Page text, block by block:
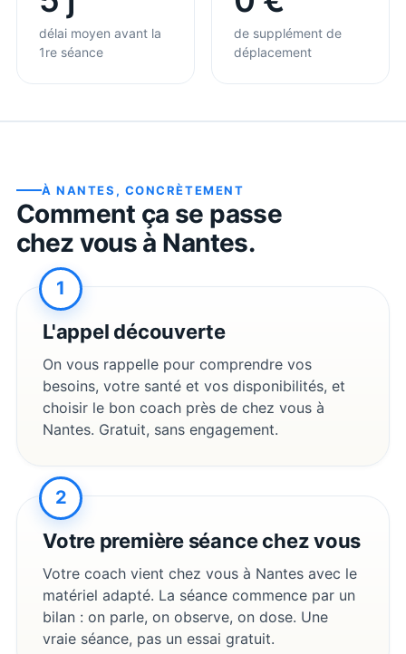
délai moyen avant la
1re séance
de supplément de
déplacement
ÀNANTES , CONCRÈTEMENT
Comment ça se passe
chez vous à Nantes.
1
L'appel découverte
On vous rappelle pour comprendre vos
besoins, votre santé et vos disponibilités, et
choisir le bon coach près de chez vous à
Nantes. Gratuit, sans engagement.
2
Votre première séance chez vous
Votre coach vient chez vous à Nantes avec le
matériel adapté. La séance commence par un
bilan : on parle, on observe, on dose. Une
vraie séance, pas un essai gratuit.